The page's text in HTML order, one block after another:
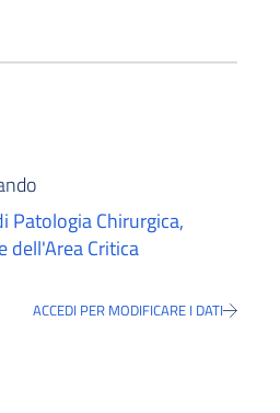
Patologia Chirurgica,
dell'Area Critica
ACCEDI PER MODIFICARE I DATI